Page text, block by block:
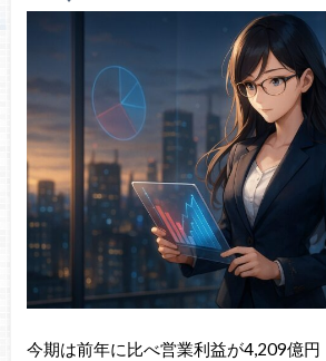
今期は前年に比べ営業利益が4,209億